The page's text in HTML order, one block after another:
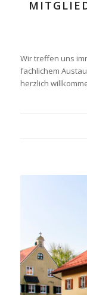
Wir treffen uns
fachlichem
herzlich